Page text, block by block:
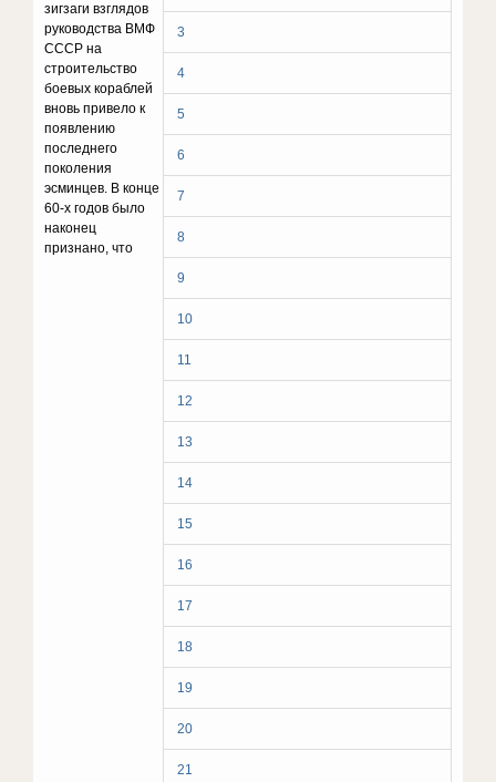
3
4
5
6
7
8
9
10
11
12
13
14
15
16
17
18
19
20
21
зигзаги взглядов
руководства ВМФ
СССР на
строительство
боевых кораблей
вновь привело к
появлению
последнего
поколения
эсминцев. В конце
60-х годов было
наконец
признано, что